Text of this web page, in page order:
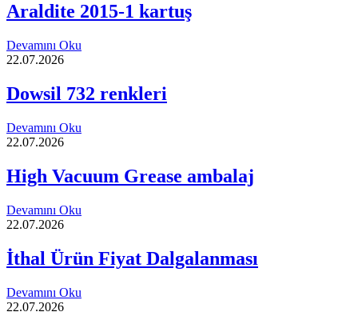
Araldite 2015-1 kartuş
Devamını Oku
22.07.2026
Dowsil 732 renkleri
Devamını Oku
22.07.2026
High Vacuum Grease ambalaj
Devamını Oku
22.07.2026
İthal Ürün Fiyat Dalgalanması
Devamını Oku
22.07.2026